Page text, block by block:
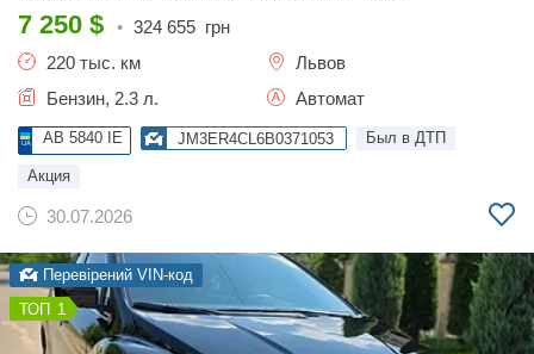
7 250 $ • 324 655 грн
220 тыс. км
Львов
Бензин, 2.3 л.
Автомат
AB 5840 IE JM3ER4CL6B0371053 Был в ДТП
Акция
30.07.2026
Перевірений VIN-код
1